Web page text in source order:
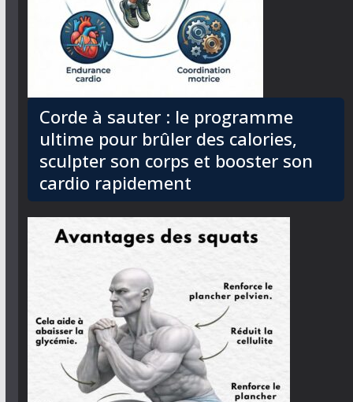
Corde à sauter : le programme
ultime pour brûler des calories,
sculpter son corps et booster son
cardio rapidement